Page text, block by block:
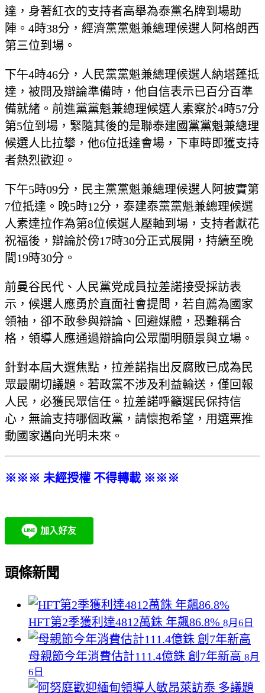
達，身著紅衣的支持者高舉為泰黨名牌到場助
陣。4時38分，經濟黨黨魁兼總理候選人阿格朗西
第三位到場。
下午4時46分，人民黨黨魁兼總理候選人納塔蓬抵
達，被問及辯論準備時，他自信表示已百分百準
備就緒。前進黨黨魁兼總理候選人素察於4時57分
第5位到場，緊隨其後的是聯泰建國黨黨魁兼總理
候選人比拉攀，他6位抵達會場，下車時即獲支持
者熱烈歡迎。
下午5時09分，民主黨黨魁兼總理候選人阿披實第
7位抵達。晚5時12分，泰建泰黨黨魁兼總理候選
人素達拉作為第8位候選人壓軸到場，支持者獻花
祝福後，辯論於傍17時30分正式展開，持續至晚
間19時30分。
前曼谷民代、人民黨党成員拉差諾接受採訪表
示，候選人應勇於直面社會提問，若自薦為國家
領袖，卻不敢參與辯論、回避媒體，恐難稱合
格，領導人應通過辯論向公眾闡明願景與立場。
針對本屆大選焦點，拉差諾指出反腐敗已成為民
眾最關切議題。若政黨不涉及利益輸送，僅回報
人民，必獲民眾信任。拉差諾呼籲選民保持信
心，無論支持哪個政黨，請懷抱希望，用選票推
動國家邁向光明未來。
※※※ 未經授權 不得轉載 ※※※
頭條新聞
HFT第2季獲利達4812萬銖 年飆86.8% 8月6日
母親節今年消費估計111.4億銖 創7年新高 8月
6日